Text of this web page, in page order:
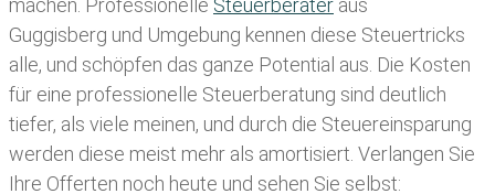
machen. Professionelle Steuerberater aus
Guggisberg und Umgebung kennen diese Steuertricks
alle, und schöpfen das ganze Potential aus. Die Kosten
für eine professionelle Steuerberatung sind deutlich
tiefer, als viele meinen, und durch die Steuereinsparung
werden diese meist mehr als amortisiert. Verlangen Sie
Ihre Offerten noch heute und sehen Sie selbst: